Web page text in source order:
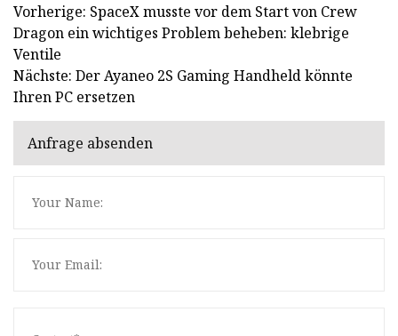
Vorherige: SpaceX musste vor dem Start von Crew
Dragon ein wichtiges Problem beheben: klebrige
Ventile
Nächste: Der Ayaneo 2S Gaming Handheld könnte
Ihren PC ersetzen
Anfrage absenden